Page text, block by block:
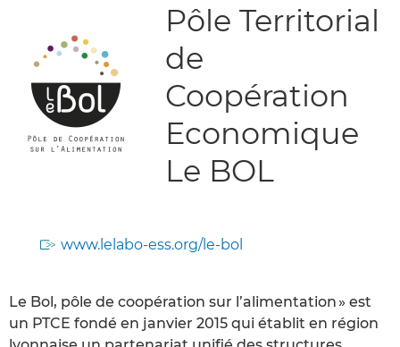
Pôle Territorial
de
Coopération
Economique
Le BOL
www.lelabo-ess.org/le-bol
Le Bol, pôle de coopération sur l’alimentation » est
un PTCE fondé en janvier 2015 qui établit en région